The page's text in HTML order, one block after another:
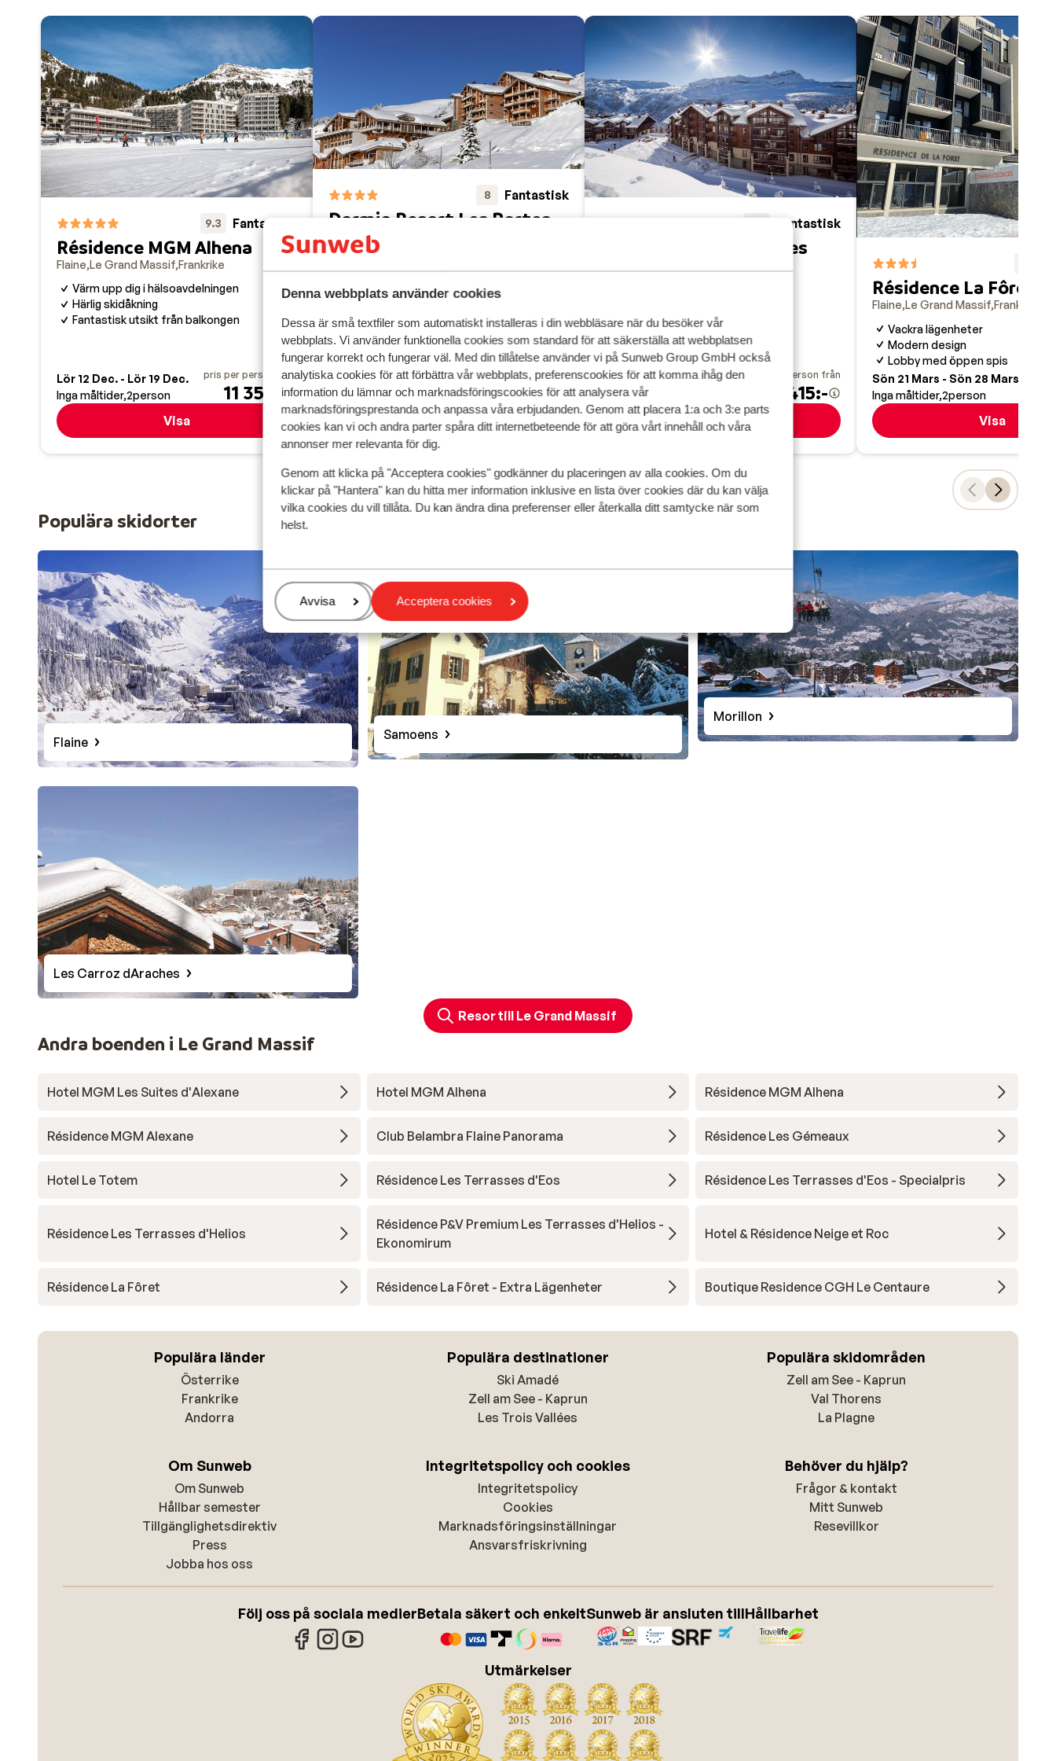
Denna webbplats använder cookies
Dessa är små textfiler som automatiskt installeras i din webbläsare när du besöker vår
webbplats. Vi använder funktionella cookies som standard för att säkerställa att webbplatsen
fungerar korrekt och fungerar väl. Med din tillåtelse använder vi på Sunweb Group GmbH också
analytiska cookies för att förbättra vår webbplats, preferenscookies för att komma ihåg den
information du lämnar och marknadsföringscookies för att analysera vår
marknadsföringsprestanda och anpassa våra erbjudanden. Genom att placera 1:a och 3:e parts
cookies kan vi och andra parter spåra ditt internetbeteende för att göra vårt innehåll och våra
annonser mer relevanta för dig.
Genom att klicka på "Acceptera cookies" godkänner du placeringen av alla cookies. Om du
klickar på "Hantera" kan du hitta mer information inklusive en lista över cookies där du kan välja
vilka cookies du vill tillåta. Du kan ändra dina preferenser eller återkalla ditt samtycke när som
helst.
Hantera
Avvisa Acceptera cookies
bara till bästa priset, har Sunweb rätt skidresor i Alperna för dig. Semesterbostäderna består främst av hotell och
lägenheter, men vi har också ett stort utbud av chalet och alpstugor. När du bokar skidresor till Frankrike med Sunweb
inkluderas alltid liftkort i priset.
9.3 Fantastisk
Résidence MGM Alhena
Flaine Le Grand Massif Frankrike
Värm upp dig i hälsoavdelningen
Härlig skidåkning
Fantastisk utsikt från balkongen
Lör 12 Dec. - Lör 19 Dec.
Inga måltider 2person
pris per person från
11 351:-
Visa
8 Fantastisk
Dormio Resort Les Portes
du Grand Massif -
Specialpris
Halvpension som tillval
Lyxlägenheter
Wellnesscenter
Skidbusshållplats framför dörren
Lör 12 Dec. - Lör 19 Dec.
Inga måltider 2person
pris per person från
6 417:-
Visa
Fantastisk
Résidence Les Terrasses
d'Eos
Precis vid backarna
Vackert inredda lägenheter
Wellnessfaciliteter
Sön 11 Apr. - Sön 18 Apr.
Inga måltider
pris per person från
7 415:-
Visa
Résidence La Fôret
Flaine Le Grand Massif Frankrike
Vackra lägenheter
Modern design
Lobby med öppen spis
Sön 21 Mars - Sön 28 Mars
Inga måltider 2person
Visa
Populära skidorter
Flaine Samoens
Morillon
Les Carroz dAraches
Resor till Le Grand Massif
Andra boenden i Le Grand Massif
Hotel MGM Les Suites d'Alexane Hotel MGM Alhena Résidence MGM Alhena
Résidence MGM Alexane Club Belambra Flaine Panorama Résidence Les Gémeaux
Hotel Le Totem Résidence Les Terrasses d'Eos Résidence Les Terrasses d'Eos - Specialpris
Résidence Les Terrasses d'Helios
Résidence P&V Premium Les Terrasses d'Helios -
Ekonomirum
Hotel & Résidence Neige et Roc
Résidence La Fôret Résidence La Fôret - Extra Lägenheter Boutique Residence CGH Le Centaure
Populära länder
Österrike
Frankrike
Andorra
Populära destinationer
Ski Amadé
Zell am See - Kaprun
Les Trois Vallées
Populära skidområden
Zell am See - Kaprun
Val Thorens
La Plagne
Om Sunweb
Om Sunweb
Hållbar semester
Tillgänglighetsdirektiv
Press
Jobba hos oss
Integritetspolicy och cookies
Integritetspolicy
Cookies
Marknadsföringsinställningar
Ansvarsfriskrivning
Behöver du hjälp?
Frågor & kontakt
Mitt Sunweb
Resevillkor
Följ oss på sociala medierBetala säkert och enkeltSunweb är ansluten tillHållbarhet
Utmärkelser